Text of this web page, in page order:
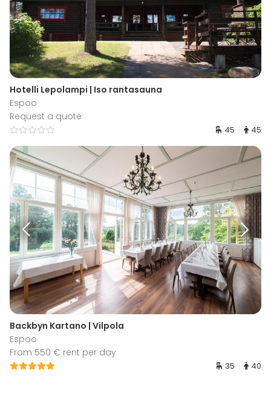
Hotelli Lepolampi | Iso rantasauna
Espoo
Request a quote
45 45
Backbyn Kartano | Vilpola
Espoo
From 550 € rent per day
35 40